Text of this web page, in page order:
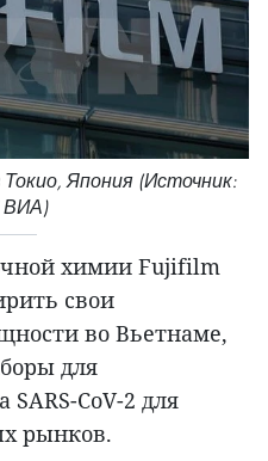
Япония (Источник:
ВИА)
химии Fujifilm
свои
во Вьетнаме,
для
CoV-2 для
рынков.